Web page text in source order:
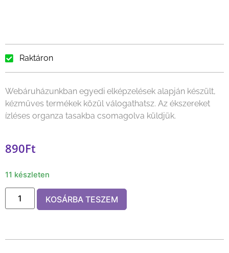
Raktáron
Webáruházunkban egyedi elképzelések alapján készült,
kézműves termékek közül válogathatsz. Az ékszereket
ízléses organza tasakba csomagolva küldjük.
890Ft
11 készleten
KOSÁRBA TESZEM